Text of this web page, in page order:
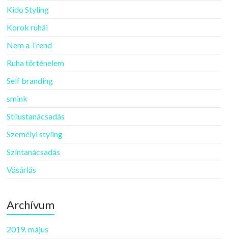
Kido Styling
Korok ruhái
Nem a Trend
Ruha történelem
Self branding
smink
Stílustanácsadás
Személyi styling
Színtanácsadás
Vásárlás
Archívum
2019. május